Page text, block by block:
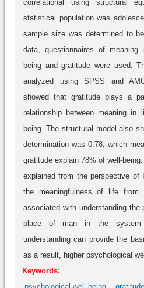
correlational using structural
statistical population was
sample size was determined to
data, questionnaires of
being and gratitude were used.
analyzed using SPSS and
showed that gratitude plays a
relationship between meaning in
being. The structural model also
determination was 0.78, which
gratitude explain 78% of well-
explained from the perspective of
the meaningfulness of life from
associated with understanding the
place of man in the
understanding can provide the
as a result, higher psychological
Keywords: